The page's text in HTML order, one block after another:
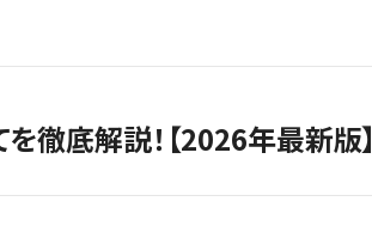
徹底解説！【2026年最新版】